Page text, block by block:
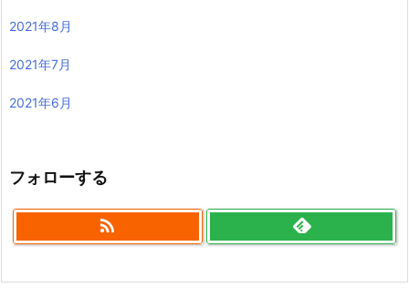
2021年8月
2021年7月
2021年6月
フォローする
